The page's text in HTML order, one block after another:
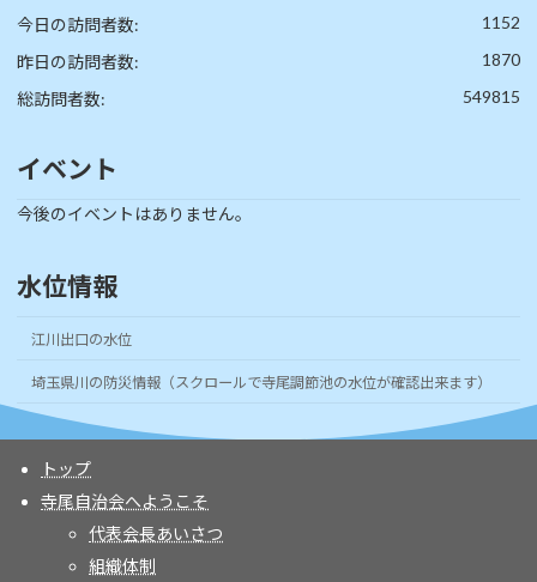
1152
今日の訪問者数:
1870
昨日の訪問者数:
549815
総訪問者数:
イベント
今後のイベントはありません。
水位情報
江川出口の水位
埼玉県川の防災情報（スクロールで寺尾調節池の水位が確認出来ます）
トップ
寺尾自治会へようこそ
代表会長あいさつ
組織体制